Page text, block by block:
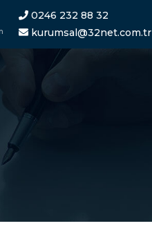
0246 232 88 32
kurumsal@32net.com.tr